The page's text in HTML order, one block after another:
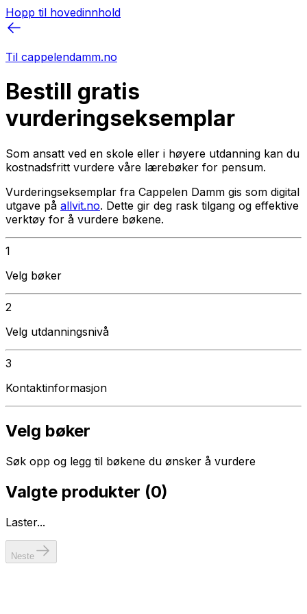
Hopp til hovedinnhold
Til cappelendamm.no
Bestill gratis
vurderingseksemplar
Som ansatt ved en skole eller i høyere utdanning kan du
kostnadsfritt vurdere våre lærebøker for pensum.
Vurderingseksemplar fra Cappelen Damm gis som digital
utgave på allvit.no. Dette gir deg rask tilgang og effektive
verktøy for å vurdere bøkene.
1
Velg bøker
2
Velg utdanningsnivå
3
Kontaktinformasjon
Velg bøker
Søk opp og legg til bøkene du ønsker å vurdere
Valgte produkter (0)
Laster...
Neste